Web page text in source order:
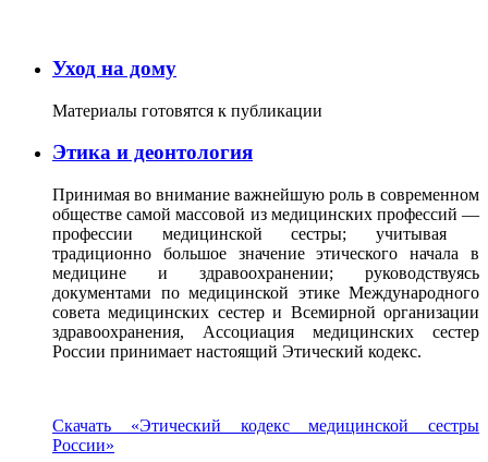
Уход на дому
Материалы готовятся к публикации
Этика и деонтология
Принимая во внимание важнейшую роль в современном
обществе самой массовой из медицинских профессий —
профессии медицинской сестры; учитывая
традиционно большое значение этического начала в
медицине и здравоохранении; руководствуясь
документами по медицинской этике Международного
совета медицинских сестер и Всемирной организации
здравоохранения, Ассоциация медицинских сестер
России принимает настоящий Этический кодекс.
Скачать «Этический кодекс медицинской сестры
России»